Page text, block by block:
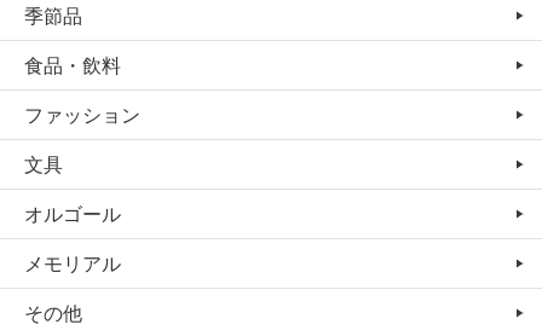
季節品
食品・飲料
ファッション
文具
オルゴール
メモリアル
その他